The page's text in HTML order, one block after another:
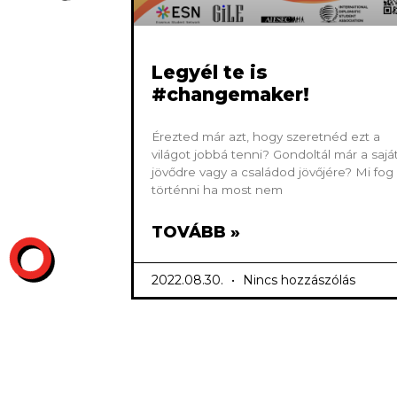
Legyél te is
#changemaker!
Érezted már azt, hogy szeretnéd ezt a
világot jobbá tenni? Gondoltál már a
jövődre vagy a családod jövőjére? Mi fog
történni ha most nem
TOVÁBB »
2022.08.30. Nincs hozzászólás